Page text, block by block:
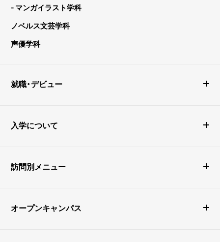
- マンガイラスト学科
ノベルス文芸学科
声優学科
就職・デビュー
入学について
訪問別メニュー
オープンキャンパス